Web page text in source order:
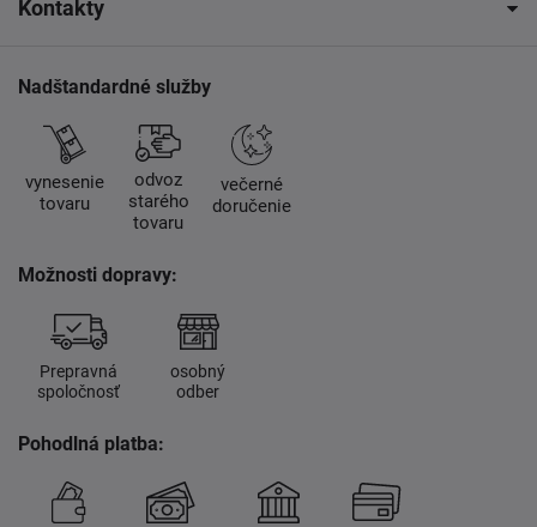
Kontakty
Nadštandardné služby
vynesenie
tovaru
odvoz
starého
tovaru
večerné
doručenie
Možnosti dopravy:
Prepravná
spoločnosť
osobný
odber
Pohodlná platba: